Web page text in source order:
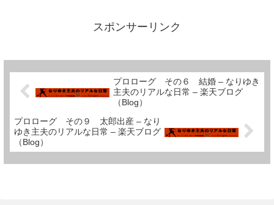
のだ。> しかし、今度３０日に行
き、またそれから２８...スポンサーリンク
プロローグ その６ 結婚 – なりゆき
主夫のリアルな日常 – 楽天ブログ
（Blog）
プロローグ その９ 太郎出産 – なり
ゆき主夫のリアルな日常 – 楽天ブログ
（Blog）